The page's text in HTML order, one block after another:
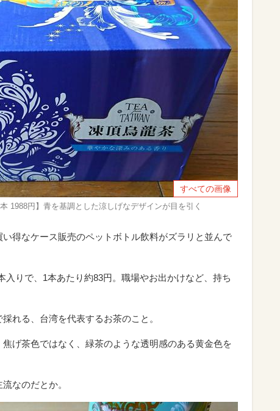
すべての画像
1988円】青を基調とした涼しげなデザインが目を引く
得なケース販売のペットボトル飲料がズラリと並んで
入りで、1本あたり約83円。職場やお出かけなど、持ち
れる、台湾を代表するお茶のこと。
げ茶色ではなく、緑茶のような透明感のある黄金色を
なのだとか。